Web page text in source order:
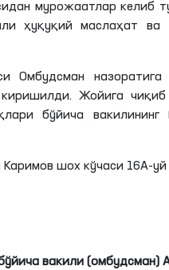
мурожаатлар келиб
ҳуқуқий маслаҳат ва
Омбудсман назоратига
Жойига
бўйича вакилининг
шох кўчаси 16А-уй
вакили (омбудсман)